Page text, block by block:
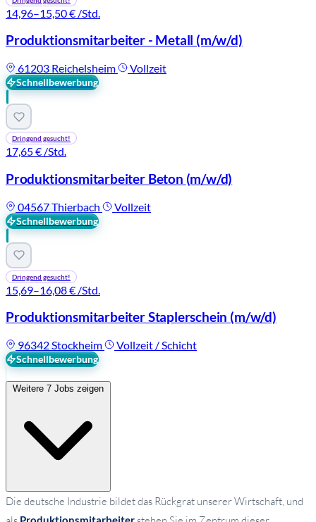
14,96–15,50 € /Std.
Produktionsmitarbeiter - Metall (m/w/d)
61203 Reichelsheim Vollzeit
Schnellbewerbung
Dringend gesucht!
17,65 € /Std.
Produktionsmitarbeiter Beton (m/w/d)
04567 Thierbach Vollzeit
Schnellbewerbung
Dringend gesucht!
15,69–16,08 € /Std.
Produktionsmitarbeiter Staplerschein (m/w/d)
96342 Stockheim Vollzeit / Schicht
Schnellbewerbung
Weitere 7 Jobs zeigen
Die deutsche Industrie bildet das Rückgrat unserer Wirtschaft, und